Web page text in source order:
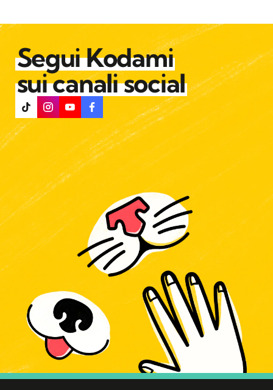
Segui Kodami
sui canali social